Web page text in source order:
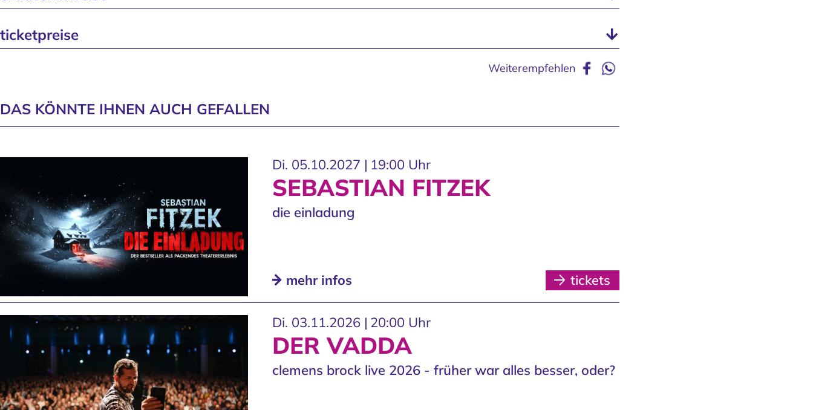
ticketpreise
Weiterempfehlen
DAS KÖNNTE IHNEN AUCH GEFALLEN
Di. 05.10.2027 | 19:00 Uhr
SEBASTIAN FITZEK
die einladung
mehr infos tickets
Di. 03.11.2026 | 20:00 Uhr
DER VADDA
clemens brock live 2026 - früher war alles besser, oder?